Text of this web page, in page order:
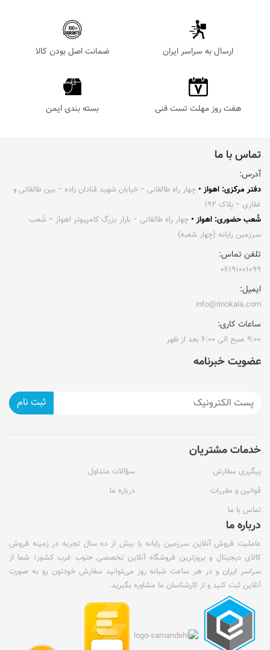
ارسال به سراسر ایران ضمانت اصل بودن کالا
هفت روز مهلت تست فنی بسته بندی ایمن
تماس با ما
آدرس:
دفتر مرکزی: اهواز • چهار راه طالقانی ⁃ خیابان شهید قنادان زاده ⁃ بین طالقانی و
غفاری ⁃ پلاک ۱۹۲
شُعب حضوری: اهواز • چهار راه طالقانی ⁃ بازار بزرگ کامپیوتر اهواز ⁃ شُعب
سرزمین رایانه (چهار شعبه)
تلفن تماس:
۰۶۱۹۱۰۰۱۰۹۹
ایمیل:
info@rinokala.com
ساعات کاری:
۹:۰۰ صبح الی ۶:۰۰ بعد از ظهر
عضویت خبرنامه
ثبت نام
خدمات مشتریان
پیگیری سفارش
سؤالات متداول
قوانین و مقررات
درباره ما
تماس با ما
درباره ما
عاملیت فروش آنلاین سرزمین رایانه با بیش از ده سال تجربه در زمینه فروش
کالای دیجیتال و بروزترین فروشگاه آنلاین تخصصی جنوب غرب کشور؛ شما از
سراسر ایران و در هر ساعت شبانه روز می‌توانید سفارش خودتون رو به صورت
آنلاین ثبت کنید و از کارشناسان ما مشاوره بگیرید.